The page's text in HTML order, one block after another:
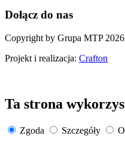
Dołącz do nas
Copyright by Grupa MTP 2026
Projekt i realizacja: Crafton
Ta strona
Zgoda Szczegóły